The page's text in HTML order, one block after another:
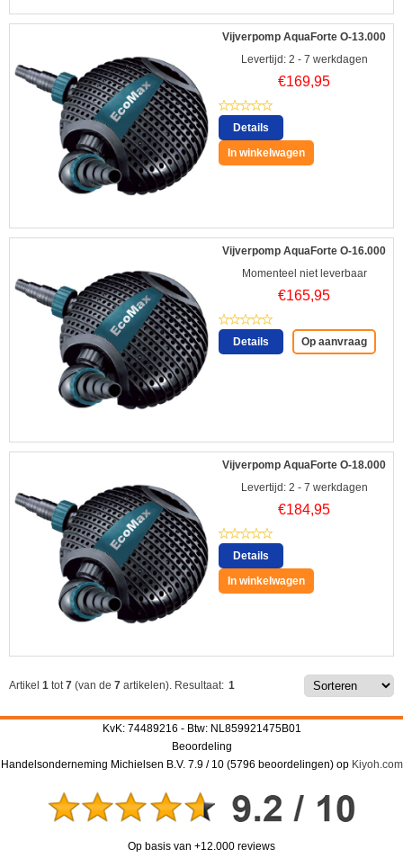
Vijverpomp AquaForte O-13.000
Levertijd: 2 - 7 werkdagen
€169,95
Details
In winkelwagen
Vijverpomp AquaForte O-16.000
Momenteel niet leverbaar
€165,95
Details Op aanvraag
Vijverpomp AquaForte O-18.000
Levertijd: 2 - 7 werkdagen
€184,95
Details
In winkelwagen
Artikel 1 tot 7 (van de 7 artikelen). Resultaat: 1
KvK: 74489216 - Btw: NL859921475B01
Beoordeling
Handelsonderneming Michielsen B.V. 7.9/ 10(5796 beoordelingen) op Kiyoh.com
Op basis van +12.000 reviews